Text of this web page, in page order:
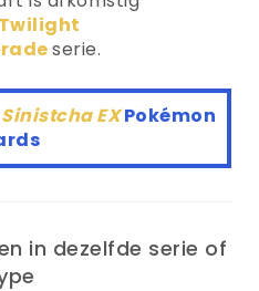
Twilight
serie.
Sinistcha EXPokémon
in dezelfde serie of